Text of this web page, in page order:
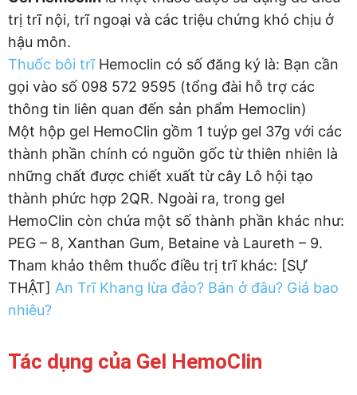
trị trĩ nội, trĩ ngoại và các triệu chứng khó chịu ở
hậu môn.
Thuốc bôi trĩHemoclin có số đăng ký là: Bạn cần
gọi vào số 098 572 9595 (tổng đài hỗ trợ các
thông tin liên quan đến sản phẩm Hemoclin)
Một hộp gel HemoClin gồm 1 tuýp gel 37g với các
thành phần chính có nguồn gốc từ thiên nhiên là
những chất được chiết xuất từ cây Lô hội tạo
thành phức hợp 2QR. Ngoài ra, trong gel
HemoClin còn chứa một số thành phần khác như:
PEG – 8, Xanthan Gum, Betaine và Laureth – 9.
Tham khảo thêm thuốc điều trị trĩ khác: [SỰ
THẬT] An Trĩ Khang lừa đảo? Bán ở đâu? Giá bao
nhiêu?
Tác dụng của Gel HemoClin